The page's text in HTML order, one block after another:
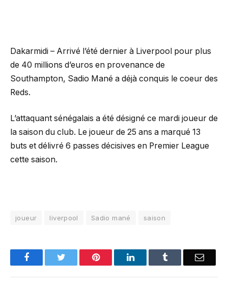
Dakarmidi – Arrivé l’été dernier à Liverpool pour plus
de 40 millions d’euros en provenance de
Southampton, Sadio Mané a déjà conquis le coeur des
Reds.
L’attaquant sénégalais a été désigné ce mardi joueur de
la saison du club. Le joueur de 25 ans a marqué 13
buts et délivré 6 passes décisives en Premier League
cette saison.
joueur liverpool Sadio mané saison
FacebookTwitter Pinterest LinkedInTumblr Email